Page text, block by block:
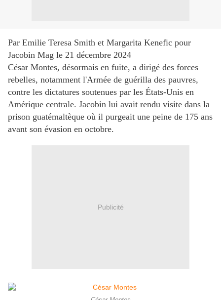
Par Emilie Teresa Smith et Margarita Kenefic pour
Jacobin Mag le 21 décembre 2024
César Montes, désormais en fuite, a dirigé des forces
rebelles, notamment l'Armée de guérilla des pauvres,
contre les dictatures soutenues par les États-Unis en
Amérique centrale. Jacobin lui avait rendu visite dans la
prison guatémaltèque où il purgeait une peine de 175 ans
avant son évasion en octobre.
Publicité